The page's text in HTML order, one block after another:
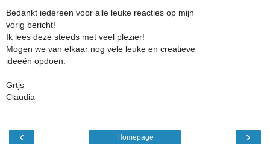
Bedankt iedereen voor alle leuke reacties op mijn
vorig bericht!
Ik lees deze steeds met veel plezier!
Mogen we van elkaar nog vele leuke en creatieve
ideeën opdoen.
Grtjs
Claudia
‹ ›
Homepage